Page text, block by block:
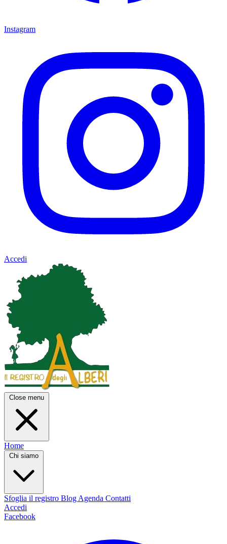
Instagram
Accedi
Close menu
Home
Chi siamo
Sfoglia il registro Blog Agenda Contatti
Accedi
Facebook